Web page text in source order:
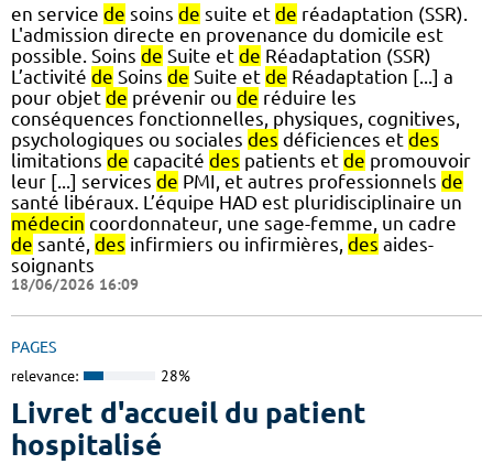
en service de soins de suite et de réadaptation (SSR).
L'admission directe en provenance du domicile est
possible. Soins de Suite et de Réadaptation (SSR)
L’activité de Soins de Suite et de Réadaptation [...] a
pour objet de prévenir ou de réduire les
conséquences fonctionnelles, physiques, cognitives,
psychologiques ou sociales des déficiences et des
limitations de capacité des patients et de promouvoir
leur [...] services de PMI, et autres professionnels de
santé libéraux. L’équipe HAD est pluridisciplinaire un
médecin coordonnateur, une sage-femme, un cadre
de santé, des infirmiers ou infirmières, des aides-
soignants
18/06/2026 16:09
PAGES
relevance: 28%
Livret d'accueil du patient
hospitalisé